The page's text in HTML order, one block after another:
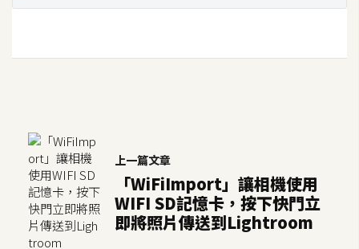
上一篇文章
「WiFiImport」讓相機使用
WIFI SD記憶卡，按下快門立
即將照片傳送到Lightroom